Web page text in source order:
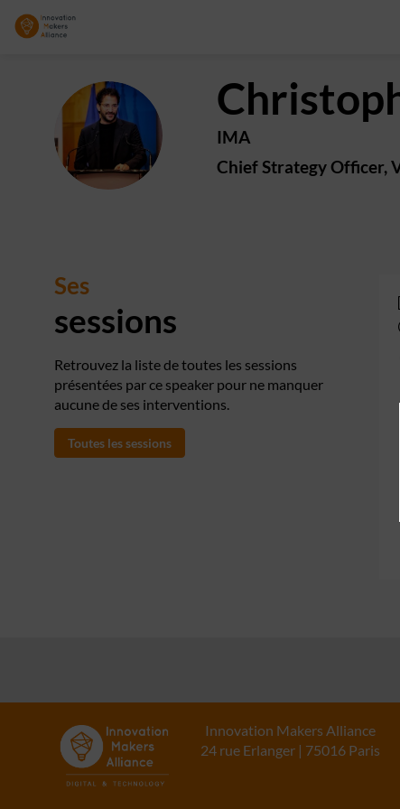
CG
IMA
Chief Strategy Officer,
Ses
sessions
Retrouvez la liste de toutes les sessions
présentées par ce speaker pour ne manquer
aucune de ses interventions.
Toutes les sessions
Innovation Makers Alliance
24 rue Erlanger | 75016 Paris